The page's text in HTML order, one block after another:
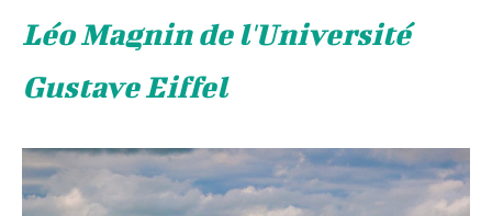
Léo Magnin de l'Université
Gustave Eiffel